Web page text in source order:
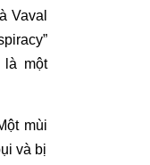
Vaval
là một
mùi
và bị